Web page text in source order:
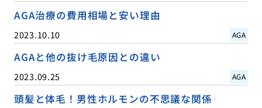
AGA治療の費用相場と安い理由
2023.10.10 AGA
AGAと他の抜け毛原因との違い
2023.09.25 AGA
頭髪と体毛！男性ホルモンの不思議な関係